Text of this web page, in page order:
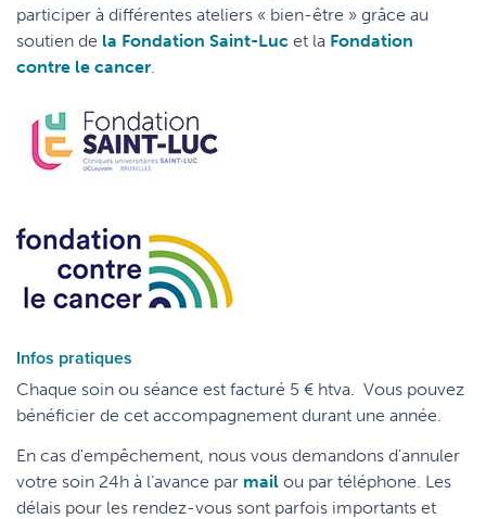
participer à différentes ateliers « bien-être » grâce au
soutien de la Fondation Saint-Luc et la Fondation
contre le cancer.
Infos pratiques
Chaque soin ou séance est facturé 5 € htva. Vous pouvez
bénéficier de cet accompagnement durant une année.
En cas d'empêchement, nous vous demandons d'annuler
votre soin 24h à l’avance par mail ou par téléphone. Les
délais pour les rendez-vous sont parfois importants et